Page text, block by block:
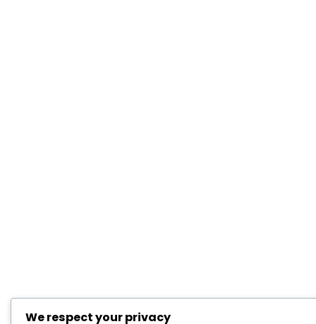
We respect your privacy